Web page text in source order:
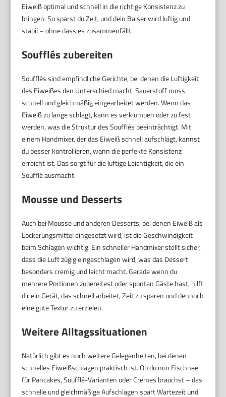
Eiweiß optimal und schnell in die richtige Konsistenz zu
bringen. So sparst du Zeit, und dein Baiser wird luftig und
stabil – ohne dass es zusammenfällt.
Soufflés zubereiten
Soufflés sind empfindliche Gerichte, bei denen die Luftigkeit
des Eiweißes den Unterschied macht. Sauerstoff muss
schnell und gleichmäßig eingearbeitet werden. Wenn das
Eiweiß zu lange schlagt, kann es verklumpen oder zu fest
werden, was die Struktur des Soufflés beeinträchtigt. Mit
einem Handmixer, der das Eiweiß schnell aufschlägt, kannst
du besser kontrollieren, wann die perfekte Konsistenz
erreicht ist. Das sorgt für die luftige Leichtigkeit, die ein
Soufflé ausmacht.
Mousse und Desserts
Auch bei Mousse und anderen Desserts, bei denen Eiweiß als
Lockerungsmittel eingesetzt wird, ist die Geschwindigkeit
beim Schlagen wichtig. Ein schneller Handmixer stellt sicher,
dass die Luft zügig eingeschlagen wird, was das Dessert
besonders cremig und leicht macht. Gerade wenn du
mehrere Portionen zubereitest oder spontan Gäste hast, hilft
dir ein Gerät, das schnell arbeitet, Zeit zu sparen und dennoch
eine gute Textur zu erzielen.
Weitere Alltagssituationen
Natürlich gibt es noch weitere Gelegenheiten, bei denen
schnelles Eiweißschlagen praktisch ist. Ob du nun Eischnee
für Pancakes, Soufflé-Varianten oder Cremes brauchst – das
schnelle und gleichmäßige Aufschlagen spart Wartezeit und